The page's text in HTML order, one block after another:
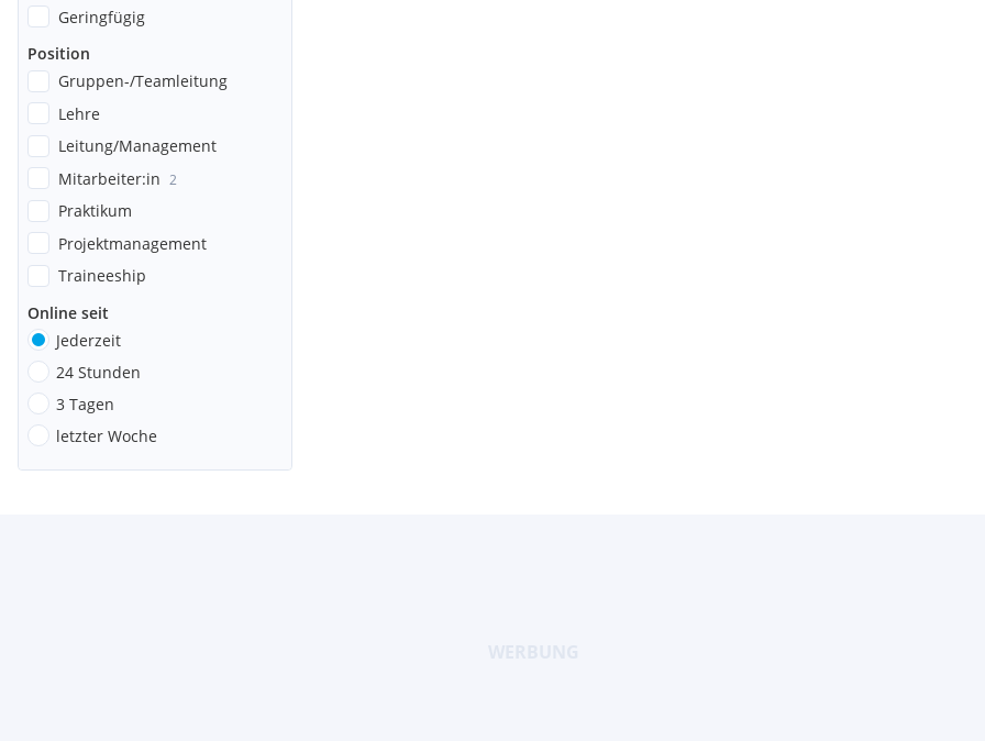
Geringfügig
Position
Gruppen-/Teamleitung
Lehre
Leitung/Management
Mitarbeiter:in 2
Praktikum
Projektmanagement
Traineeship
Online seit
Jederzeit
24 Stunden
3 Tagen
letzter Woche